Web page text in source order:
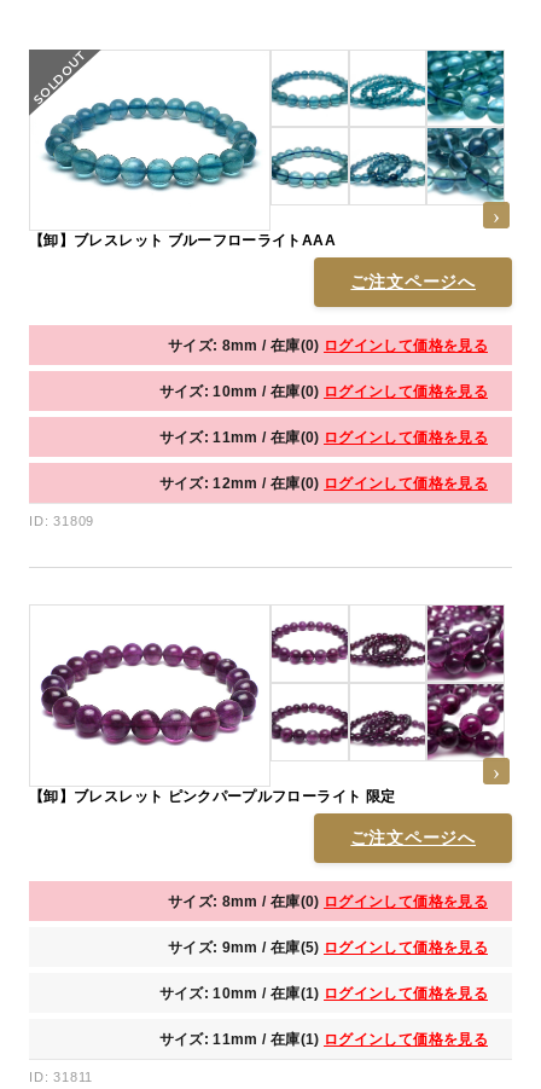
【卸】ブレスレット ブルーフローライトAAA
ご注文ページへ
サイズ: 8mm / 在庫(0) ログインして価格を見る
サイズ: 10mm / 在庫(0) ログインして価格を見る
サイズ: 11mm / 在庫(0) ログインして価格を見る
サイズ: 12mm / 在庫(0) ログインして価格を見る
ID: 31809
【卸】ブレスレット ピンクパープルフローライト 限定
ご注文ページへ
サイズ: 8mm / 在庫(0) ログインして価格を見る
サイズ: 9mm / 在庫(5) ログインして価格を見る
サイズ: 10mm / 在庫(1) ログインして価格を見る
サイズ: 11mm / 在庫(1) ログインして価格を見る
ID: 31811